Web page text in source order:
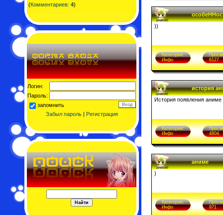
(Комментариев: 4)
Логин:
Пароль:
запомнить
Забыл пароль| Регистрация
))
Категория:
Инфо
6127
история
История появления аниме
Категория:
Инфо
4804
аниме
)
Категория:
Инфо
971